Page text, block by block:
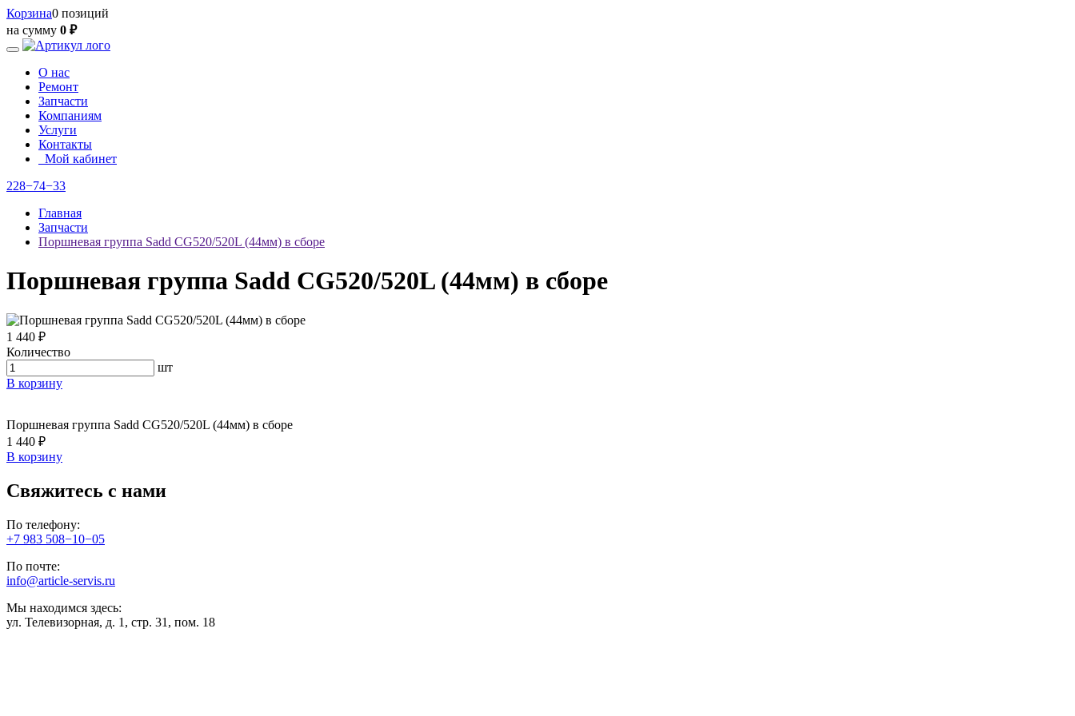
Корзина0 позиций
на сумму 0 ₽
О нас
Ремонт
Запчасти
Компаниям
Услуги
Контакты
Мой кабинет
228−74−33
Главная
Запчасти
Поршневая группа Sadd CG520/520L (44мм) в сборе
Поршневая группа Sadd CG520/520L (44мм) в сборе
1 440 ₽
Количество
шт
В корзину
Поршневая группа Sadd CG520/520L (44мм) в сборе
1 440 ₽
В корзину
Свяжитесь с нами
По телефону:
+7 983 508−10−05
По почте:
info@article-servis.ru
Мы находимся здесь:
ул. Телевизорная, д. 1, стр. 31, пом. 18